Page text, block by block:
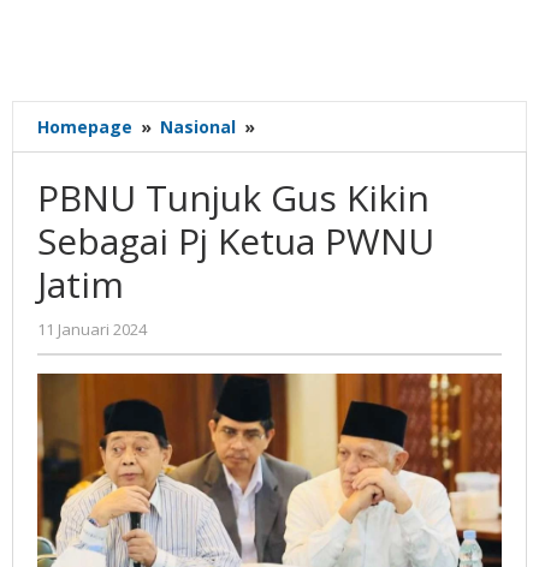
Homepage » Nasional »
Tunjuk
Kikin
Sebagai
Pj
PBNU Tunjuk Gus Kikin
Sebagai Pj Ketua PWNU
Jatim
11 Januari 2024
Gatot
Susanto